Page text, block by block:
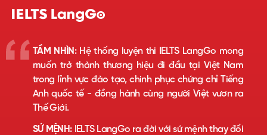
TẦM NHÌN:Hệ thống luyện thi IELTS LangGo mong
muốn trở thành thương hiệu đi đầu tại Việt Nam
trong lĩnh vực đào tạo, chinh phục chứng chỉ Tiếng
Anh quốc tế - đồng hành cùng người Việt vươn ra
Thế Giới.
SỨ MỆNH:IELTS LangGo ra đời với sứ mệnh thay đổi